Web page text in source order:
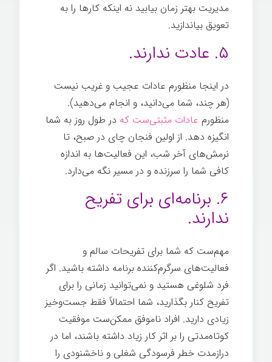
مدیریت بهتر زمان بیابید نه اینکه کارها را به
تعویق بیاندازید.
۵. عادت ندارند.
در اینجا منظورم عادات عجیب و غریب نیست
(هر چند، شما می‌دانید، و انجام می‌دهید).
منظورم عادات مثبتی‌ست که در طول روز به شما
انگیزه دهد. از اولین فنجان چای در صبح، تا
نرمش‌های آخر شب، این فعالیت‌ها به اندازه
کافی شما را سرزنده و در مسیر نگه می‌دارد.
۶. برنامه‌ای برای تفریح
ندارند.
مهم‌ست که شما برای تفریحات سالم و
فعالیت‌های سرگرم‌کننده برنامه داشته باشید. اگر
فرد شلوغی هستید و نمی‌توانید زمانی را برای
تفریح کنار بگذارید، شما احتمالاً فقط جست‌وخیز
زیادی دارید. افراد ناموفق ممکن‌ست موفقیت
کوتاه‌مدتی را بر اثر کار زیاد داشته باشند، اما در
درازمدت خطر فرسودگی شغلی و ناخشنودی را